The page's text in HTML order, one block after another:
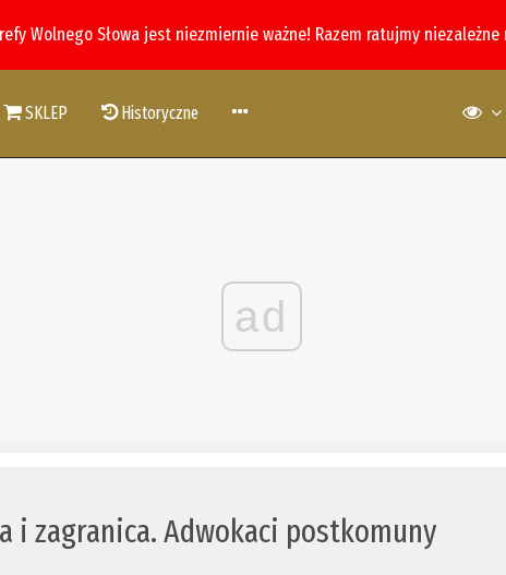
Wolnego Słowa jest niezmiernie ważne! Razem ratujmy
SKLEP Historyczne
ad
i zagranica. Adwokaci postkomuny